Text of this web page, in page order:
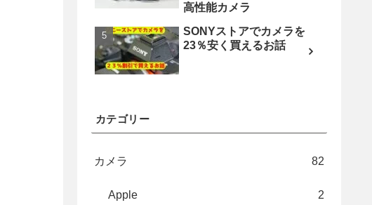
高性能カメラ
SONYストアでカメラを
23％安く買えるお話
カテゴリー
カメラ 82
Apple 2